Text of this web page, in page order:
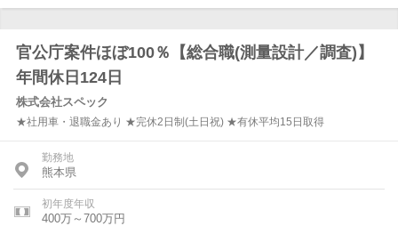
官公庁案件ほぼ100％【総合職(測量設計／調査)】
年間休日124日
株式会社スペック
★社用車・退職金あり ★完休2日制(土日祝) ★有休平均15日取得
勤務地
熊本県
初年度年収
400万～700万円